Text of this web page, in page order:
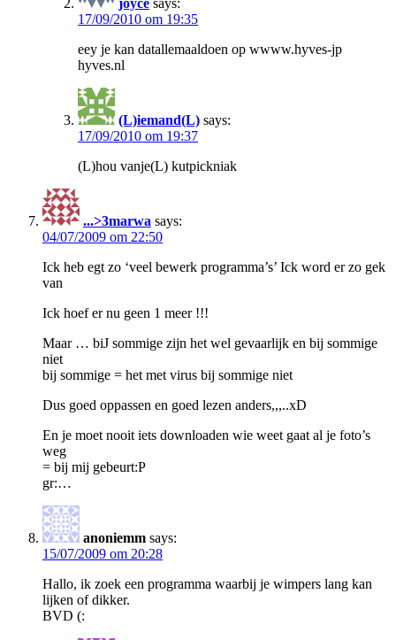
17/09/2010 om 19:35
eey je kan datallemaaldoen op wwww.hyves-jp
hyves.nl
(L)iemand(L) says:
17/09/2010 om 19:37
(L)hou vanje(L) kutpickniak
...>3marwa says:
04/07/2009 om 22:50
Ick heb egt zo ‘veel bewerk programma’s’ Ick word er zo gek
van
Ick hoef er nu geen 1 meer !!!
Maar … biJ sommige zijn het wel gevaarlijk en bij sommige
niet
bij sommige = het met virus bij sommige niet
Dus goed oppassen en goed lezen anders,,,..xD
En je moet nooit iets downloaden wie weet gaat al je foto’s
weg
= bij mij gebeurt:P
gr:…
anoniemm says:
15/07/2009 om 20:28
Hallo, ik zoek een programma waarbij je wimpers lang kan
lijken of dikker.
BVD (: